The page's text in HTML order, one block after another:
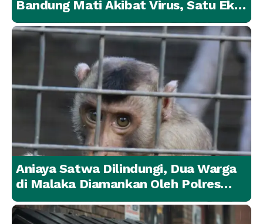
Bandung Mati Akibat Virus, Satu Ekor
Lainnya Berangsur Membaik
Aniaya Satwa Dilindungi, Dua Warga
di Malaka Diamankan Oleh Polres
Malaka